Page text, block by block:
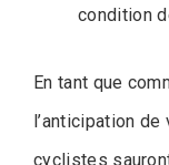
condition
En tant que
l’anticipation
cyclistes